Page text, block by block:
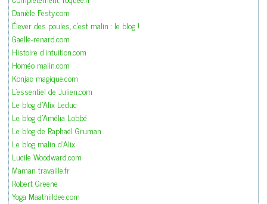
Danièle Festy.com
Élever des poules, c'est malin : le blog !
Gaelle-renard.com
Histoire d'intuition.com
Homéo malin.com
Konjac magique.com
L'essentiel de Julien.com
Le blog d'Alix Leduc
Le blog d'Amélia Lobbé
Le blog de Raphaël Gruman
Le blog malin d'Alix
Lucile Woodward.com
Maman travaille.fr
Robert Greene
Yoga Maathiildee.com